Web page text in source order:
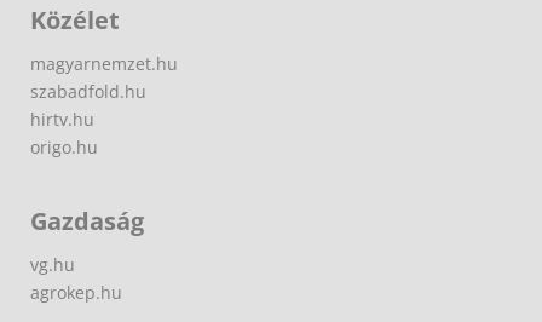
Közélet
magyarnemzet.hu
szabadfold.hu
hirtv.hu
origo.hu
Gazdaság
vg.hu
agrokep.hu